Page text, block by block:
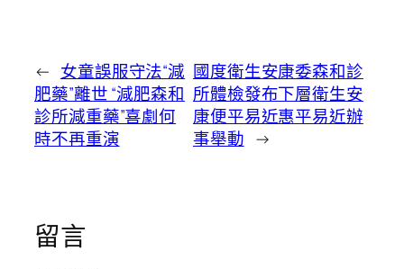
← 女童誤服守法“減
肥藥”離世 “減肥森和
診所減重藥”喜劇何
時不再重演
國度衛生安康委森和診
所體檢發布下層衛生安
康便平易近惠平易近辦
事舉動 →
留言